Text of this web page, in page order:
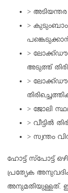
>
>
>
അടുത്ത്
>
> ജോലി
> വീട്ടില്‍
> സ്വന്തം
ഹോട്ട് സ്പോട്ട്
പ്രത്യേക
അനുമതിയുള്ളത്.